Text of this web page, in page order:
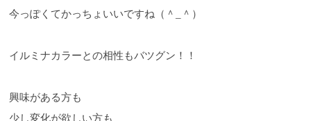
今っぽくてかっちょいいですね（＾
＾）
イルミナカラーとの相性もバツグン！！
興味がある方も
少し変化が欲しい方も